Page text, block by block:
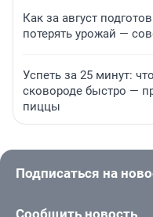
Как за август
потерять урожай —
Успеть за 25 минут:
сковороде быстро —
пиццы
Подписаться на
Сообщить новость